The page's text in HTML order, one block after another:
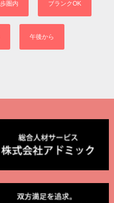
圏内 ブランクOK
午後から